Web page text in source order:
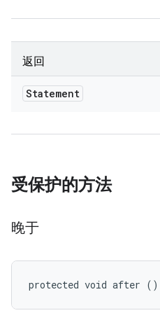
返回
Statement
受保护的方法
晚于
protected void after ()